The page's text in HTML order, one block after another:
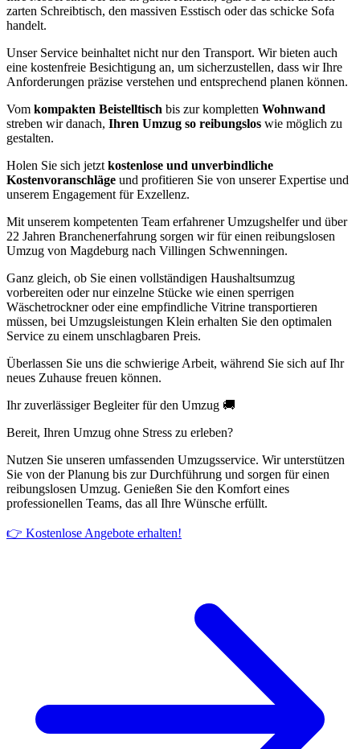
zarten Schreibtisch, den massiven Esstisch oder das schicke Sofa
handelt.
Unser Service beinhaltet nicht nur den Transport. Wir bieten auch
eine kostenfreie Besichtigung an, um sicherzustellen, dass wir Ihre
Anforderungen präzise verstehen und entsprechend planen können.
Vom kompakten Beistelltisch bis zur kompletten Wohnwand
streben wir danach, Ihren Umzug so reibungslos wie möglich zu
gestalten.
Holen Sie sich jetzt kostenlose und unverbindliche
Kostenvoranschläge und profitieren Sie von unserer Expertise und
unserem Engagement für Exzellenz.
Mit unserem kompetenten Team erfahrener Umzugshelfer und über
22 Jahren Branchenerfahrung sorgen wir für einen reibungslosen
Umzug von Magdeburg nach Villingen Schwenningen⁠.
Ganz gleich, ob Sie einen vollständigen Haushaltsumzug
vorbereiten oder nur einzelne Stücke wie einen sperrigen
Wäschetrockner oder eine empfindliche Vitrine transportieren
müssen, bei Umzugsleistungen Klein erhalten Sie den optimalen
Service zu einem unschlagbaren Preis.
Überlassen Sie uns die schwierige Arbeit, während Sie sich auf Ihr
neues Zuhause freuen können.
Ihr zuverlässiger Begleiter für den Umzug 🚚
Bereit, Ihren Umzug ohne Stress zu erleben?
Nutzen Sie unseren umfassenden Umzugsservice. Wir unterstützen
Sie von der Planung bis zur Durchführung und sorgen für einen
reibungslosen Umzug. Genießen Sie den Komfort eines
professionellen Teams, das all Ihre Wünsche erfüllt.
👉 Kostenlose Angebote erhalten!